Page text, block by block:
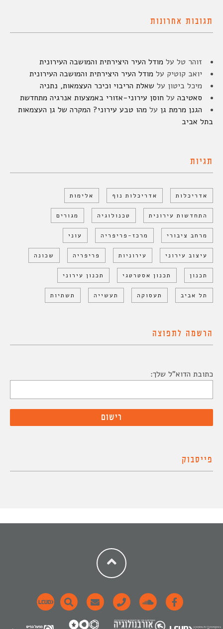
תגובות אחרונות
זוהר טל על מודל העיר היצירתית והמושבה העירונית
יואב קוטיק על מודל העיר היצירתית והמושבה העירונית
מיכל ביטון על שאלת הריבוי וכיכר העצמאות, נתניה
סאטיבה על חוסן עירוני-אזורי באמצעות אנרגיה מתחדשת
הגנן מרמת גן על מהו טבע עירוני? המקרה של גן העצמאות
בתל אביב
תגיות
אדריכלות אדריכלות נוף אלימות
התחדשות עירונית טכנולוגיה מגורים
מרחב ציבורי מרכז-פריפריה עוני
עיצוב עירוני עירוניות פריפריה שכונה
תכנון תכנון אסטרטגי תכנון עירוני
תל אביב תעסוקה תעשייה תשתיות
הרשמה לתפוצה
כתובת הדוא"ל שלך:
פייסבוק